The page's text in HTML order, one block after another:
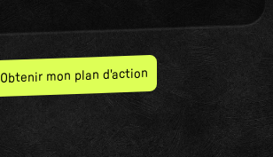
Obtenir mon plan d'action